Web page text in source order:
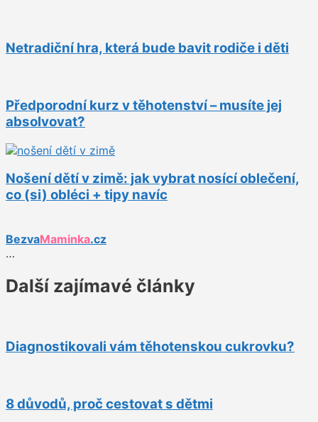
Netradiční hra, která bude bavit rodiče i děti
Předporodní kurz v těhotenství – musíte jej
absolvovat?
Nošení dětí v zimě: jak vybrat nosící oblečení,
co (si) obléci + tipy navíc
BezvaMaminka.cz
…
Další zajímavé články
Diagnostikovali vám těhotenskou cukrovku?
8 důvodů, proč cestovat s dětmi